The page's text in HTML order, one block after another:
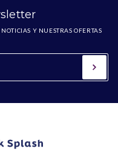
Y NUESTRAS OFERTAS